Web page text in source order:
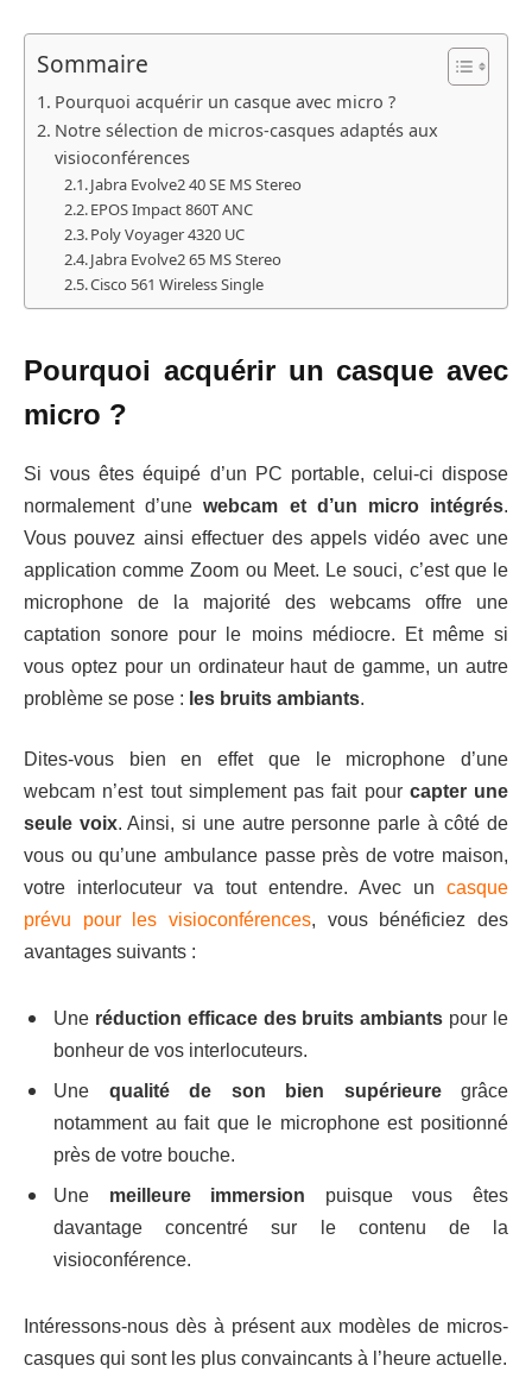
Sommaire
Pourquoi acquérir un casque avec micro ?
Notre sélection de micros-casques adaptés aux
visioconférences
Jabra Evolve2 40 SE MS Stereo
EPOS Impact 860T ANC
Poly Voyager 4320 UC
Jabra Evolve2 65 MS Stereo
Cisco 561 Wireless Single
Pourquoi acquérir un casque avec
micro ?
Si vous êtes équipé d’un PC portable, celui-ci dispose
normalement d’unewebcam et d’un micro intégrés.
Vous pouvez ainsi effectuer des appels vidéo avec une
application comme Zoom ou Meet. Le souci, c’est que le
microphone de la majorité des webcams offre une
captation sonore pour le moins médiocre. Et même si
vous optez pour un ordinateur haut de gamme, un autre
problème se pose : les bruits ambiants.
Dites-vous bien en effet que le microphone d’une
webcam n’est tout simplement pas fait pour capter une
seule voix. Ainsi, si une autre personne parle à côté de
vous ou qu’une ambulance passe près de votre maison,
votre interlocuteur va tout entendre. Avec un casque
prévu pour les visioconférences, vous bénéficiez des
avantages suivants :
Une réduction efficace des bruits ambiants pour le
bonheur de vos interlocuteurs.
Une qualité de son bien supérieuregrâce
notamment au fait que le microphone est positionné
près de votre bouche.
Une meilleure immersion puisque vous êtes
davantage concentré sur le contenu de la
visioconférence.
Intéressons-nous dès à présent aux modèles de micros-
casques qui sont les plus convaincants à l’heure actuelle.